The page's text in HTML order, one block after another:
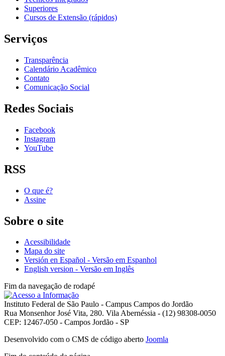
Superiores
Cursos de Extensão (rápidos)
Serviços
Transparência
Calendário Acadêmico
Contato
Comunicação Social
Redes Sociais
Facebook
Instagram
YouTube
RSS
O que é?
Assine
Sobre o site
Acessibilidade
Mapa do site
Versión en Español - Versão em Espanhol
English version - Versão em Inglês
Fim da navegação de rodapé
Instituto Federal de São Paulo - Campus Campos do Jordão
Rua Monsenhor José Vita, 280. Vila Abernéssia - (12) 98308-0050
CEP: 12467-050 - Campos Jordão - SP
Desenvolvido com o CMS de código aberto Joomla